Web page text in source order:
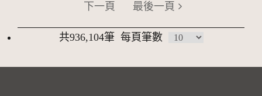
下一頁 最後一頁
共936,104筆 每頁筆數